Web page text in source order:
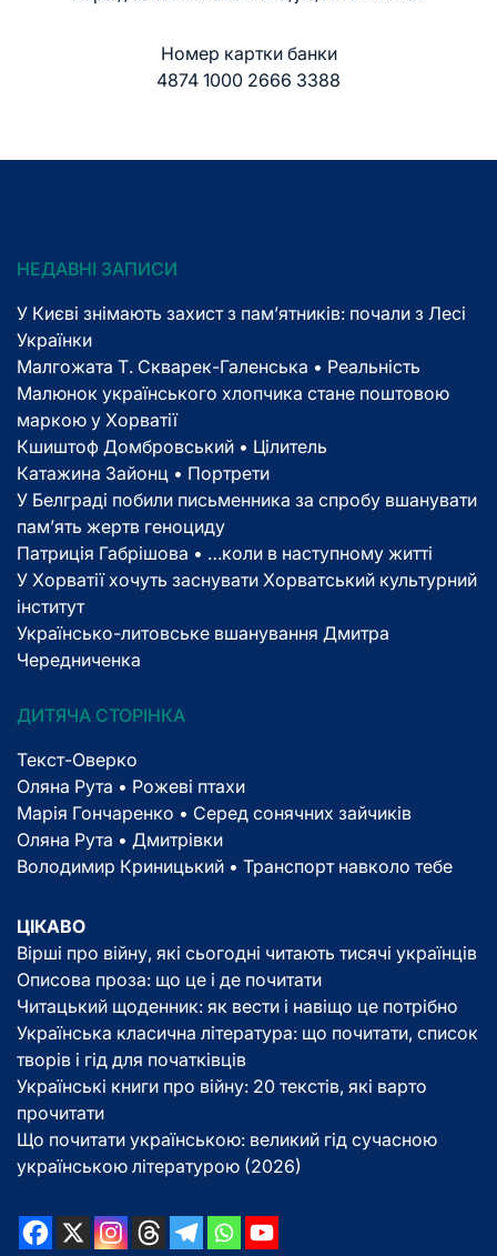
Номер картки банки
4874 1000 2666 3388
НЕДАВНІ ЗАПИСИ
У Києві знімають захист з пам’ятників: почали з Лесі
Українки
Малгожата Т. Скварек-Галенська • Реальність
Малюнок українського хлопчика стане поштовою
маркою у Хорватії
Кшиштоф Домбровський • Цілитель
Катажина Зайонц • Портрети
У Белграді побили письменника за спробу вшанувати
пам’ять жертв геноциду
Патриція Габрішова • …коли в наступному житті
У Хорватії хочуть заснувати Хорватський культурний
інститут
Українсько-литовське вшанування Дмитра
Чередниченка
ДИТЯЧА СТОРІНКА
Текст-Оверко
Оляна Рута • Рожеві птахи
Марія Гончаренко • Серед сонячних зайчиків
Оляна Рута • Дмитрівки
Володимир Криницький • Транспорт навколо тебе
ЦІКАВО
Вірші про війну, які сьогодні читають тисячі українців
Описова проза: що це і де почитати
Читацький щоденник: як вести і навіщо це потрібно
Українська класична література: що почитати, список
творів і гід для початківців
Українські книги про війну: 20 текстів, які варто
прочитати
Що почитати українською: великий гід сучасною
українською літературою (2026)